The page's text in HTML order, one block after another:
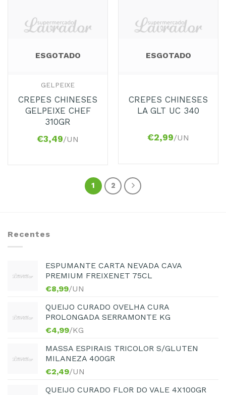
Favoritos
ESGOTADO
GELPEIXE
CREPES CHINESES
GELPEIXE CHEF
310GR
€3,49/UN
Favoritos
ESGOTADO
CREPES CHINESES
LA GLT UC 340
€2,99/UN
1 2
Recentes
ESPUMANTE CARTA NEVADA CAVA
PREMIUM FREIXENET 75CL
€8,99/UN
QUEIJO CURADO OVELHA CURA
PROLONGADA SERRAMONTE KG
€4,99/KG
MASSA ESPIRAIS TRICOLOR S/GLUTEN
MILANEZA 400GR
€2,49/UN
QUEIJO CURADO FLOR DO VALE 4X100GR